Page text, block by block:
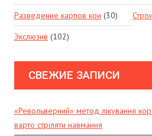
Разведение карпов кои (30)
Экслюзив (102)
СВЕЖИЕ ЗАПИСИ
«Револьверний» метод лікування
варто стріляти навмання